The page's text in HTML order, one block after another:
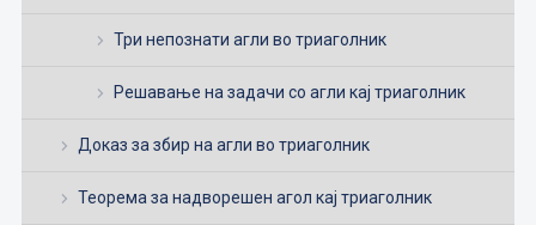
Три непознати агли во триаголник
Решавање на задачи со агли кај триаголник
Доказ за збир на агли во триаголник
Теорема за надворешен агол кај триаголник